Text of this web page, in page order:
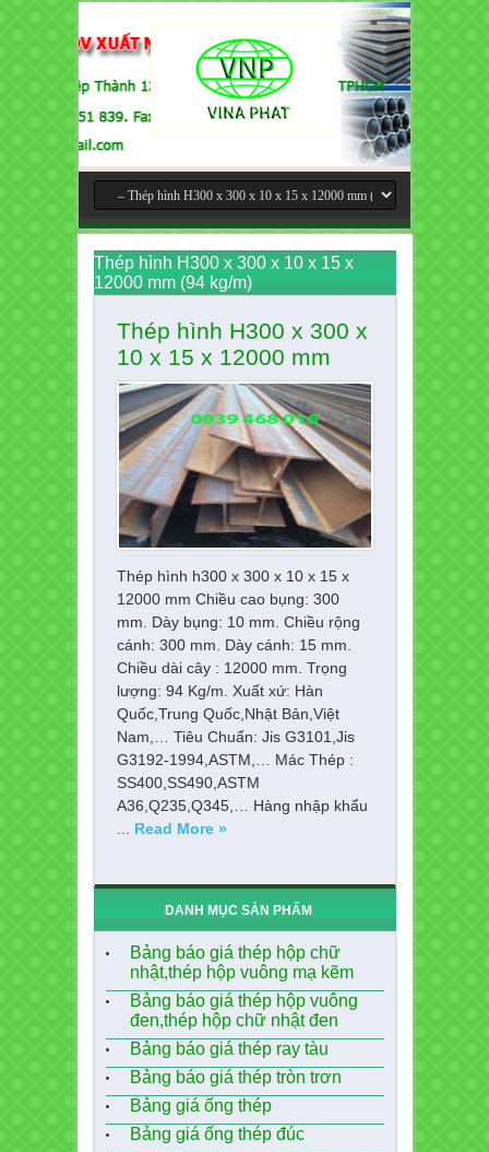
Thép hình H300 x 300 x 10 x 15 x
12000 mm (94 kg/m)
Thép hình H300 x 300 x
10 x 15 x 12000 mm
Thép hình h300 x 300 x 10 x 15 x
12000 mm Chiều cao bụng: 300
mm. Dày bụng: 10 mm. Chiều rộng
cánh: 300 mm. Dày cánh: 15 mm.
Chiều dài cây : 12000 mm. Trọng
lượng: 94 Kg/m. Xuất xứ: Hàn
Quốc,Trung Quốc,Nhật Bản,Việt
Nam,… Tiêu Chuẩn: Jis G3101,Jis
G3192-1994,ASTM,… Mác Thép :
SS400,SS490,ASTM
A36,Q235,Q345,… Hàng nhập khẩu
Read More »
DANH MỤC SẢN PHẨM
Bảng báo giá thép hộp chữ
nhật,thép hộp vuông mạ kẽm
Bảng báo giá thép hộp vuông
đen,thép hộp chữ nhật đen
Bảng báo giá thép ray tàu
Bảng báo giá thép tròn trơn
Bảng giá ống thép
Bảng giá ống thép đúc